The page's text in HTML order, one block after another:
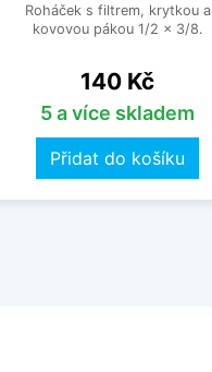
Roháček s filtrem, krytkou a
kovovou pákou 1/2 x 3/8.
Cena
140 Kč
5 a více skladem
Přidat do košíku